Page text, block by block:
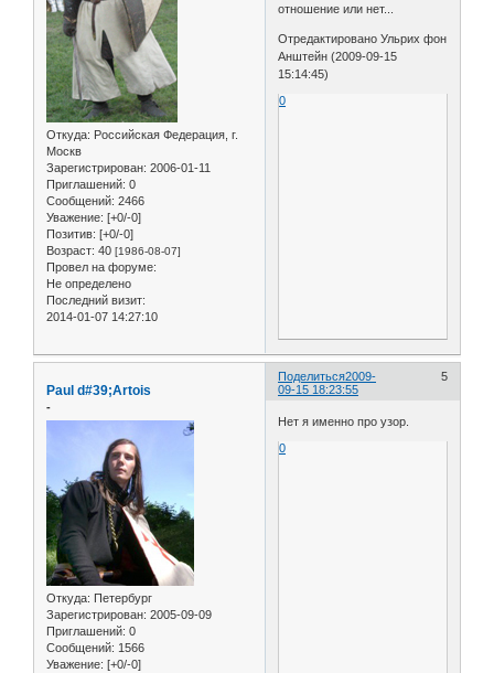
Откуда: Российская Федерация, г.
Москв
Зарегистрирован: 2006-01-11
Приглашений: 0
Сообщений: 2466
Уважение: [+0/-0]
Позитив: [+0/-0]
Возраст: 40 [1986-08-07]
Провел на форуме:
Не определено
Последний визит:
2014-01-07 14:27:10
отношение или нет...
Отредактировано Ульрих фон
Анштейн (2009-09-15
15:14:45)
0
Поделиться 5
2009-
09-15 18:23:55
Paul d#39;Artois
-
Откуда: Петербург
Зарегистрирован: 2005-09-09
Приглашений: 0
Сообщений: 1566
Уважение: [+0/-0]
Нет я именно про узор.
0